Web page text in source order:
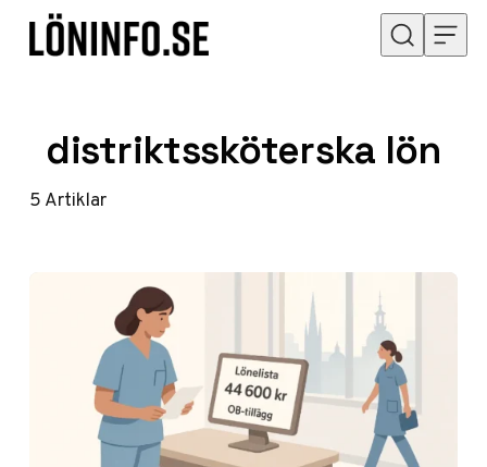
Hoppa till innehåll
distriktssköterska lön
5Artiklar